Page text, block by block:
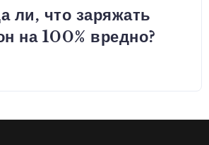
ли, что заряжать
на 100% вредно?